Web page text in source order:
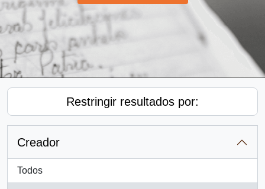
Restringir resultados por:
Creador
Todos